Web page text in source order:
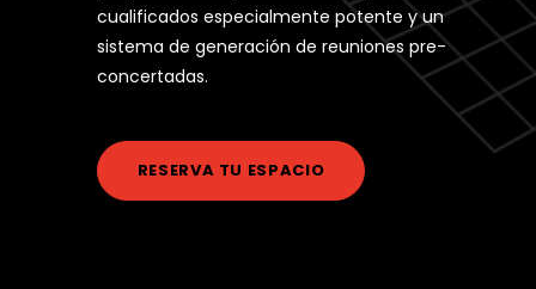
cualificados especialmente potente y un
sistema de generación de reuniones pre-
concertadas.
RESERVA TU ESPACIO